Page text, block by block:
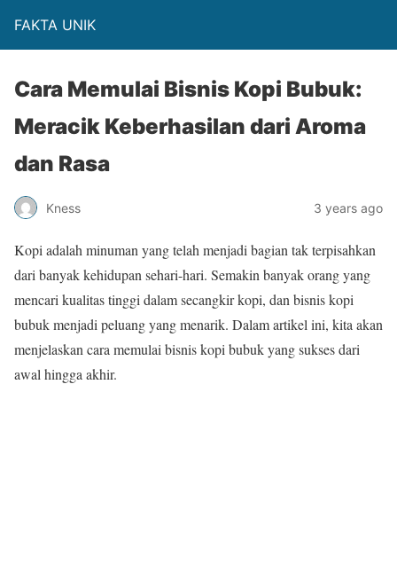
FAKTA UNIK
Cara Memulai Bisnis Kopi Bubuk:
Meracik Keberhasilan dari Aroma
dan Rasa
Kness 3 years ago
Kopi adalah minuman yang telah menjadi bagian tak terpisahkan
dari banyak kehidupan sehari-hari. Semakin banyak orang yang
mencari kualitas tinggi dalam secangkir kopi, dan bisnis kopi
bubuk menjadi peluang yang menarik. Dalam artikel ini, kita akan
menjelaskan cara memulai bisnis kopi bubuk yang sukses dari
awal hingga akhir.